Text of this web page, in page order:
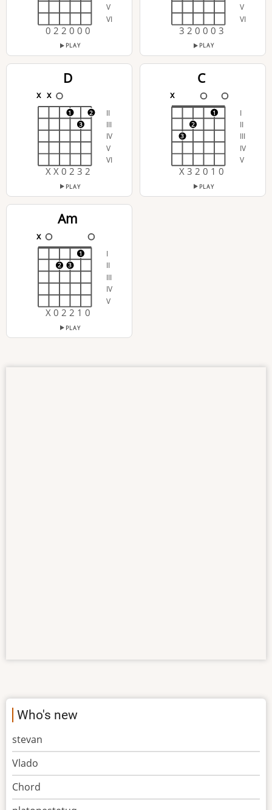
V
VI
0 2 2 0 0 0
PLAY
V
VI
3 2 0 0 0 3
PLAY
D
x x
II
III
IV
V
VI
1
3
2
X X 0 2 3 2
PLAY
C
x
I
II
III
IV
V
3
2
1
X 3 2 0 1 0
PLAY
Am
x
I
II
III
IV
V
2 3
1
X 0 2 2 1 0
PLAY
Who's new
stevan
Vlado
Chord